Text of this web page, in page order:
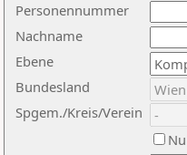
Nachname
Ebene
Personennummer
Bundesland
Spgem./Kreis/Verein